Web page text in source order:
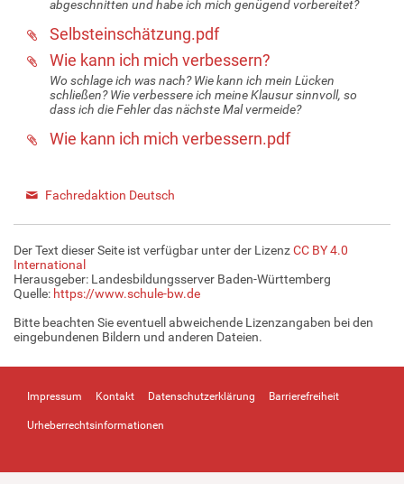
abgeschnitten und habe ich mich genügend vorbereitet?
Selbsteinschätzung.pdf
Wie kann ich mich verbessern?
Wo schlage ich was nach? Wie kann ich mein Lücken
schließen? Wie verbessere ich meine Klausur sinnvoll, so
dass ich die Fehler das nächste Mal vermeide?
Wie kann ich mich verbessern.pdf
Fachredaktion Deutsch
Der Text dieser Seite ist verfügbar unter der LizenzCC BY 4.0
International
Herausgeber: Landesbildungsserver Baden-Württemberg
Quelle: https://www.schule-bw.de
Bitte beachten Sie eventuell abweichende Lizenzangaben bei den
eingebundenen Bildern und anderen Dateien.
Impressum Kontakt Datenschutzerklärung Barrierefreiheit
Urheberrechtsinformationen